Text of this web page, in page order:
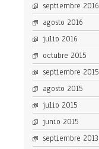
septiembre 2016
agosto 2016
julio 2016
octubre 2015
septiembre 2015
agosto 2015
julio 2015
junio 2015
septiembre 2013